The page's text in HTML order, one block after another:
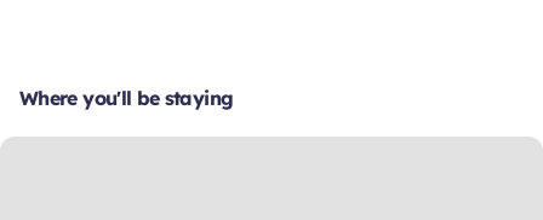
Where you'll be staying